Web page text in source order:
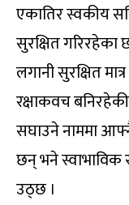
एकातिर स्वकीय
सुरक्षित गरिरहेका
लगानी सुरक्षित
रक्षाकवच
सघाउने नाममा
छन् भने स्वाभाविक
उठ्छ ।